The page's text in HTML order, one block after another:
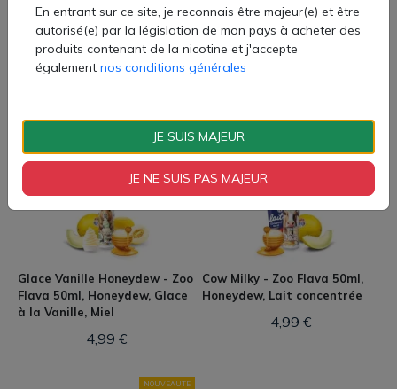
Biggy Mango - Zoo Flava
50ml, Mangue avec touche de
4,99 €
Birdy Mango Litchi - Zoo
BON PLAN
Glace Vanille Honeydew - Zoo
Flava 50ml, Honeydew, Glace
à la Vanille, Miel
4,99 €
NOUVEAUTE
Cow Milky - Zoo Flava 50ml,
Honeydew, Lait concentrée
4,99 €
NOUVEAUTE
En entrant sur ce site, je reconnais être majeur(e) et être
autorisé(e) par la législation de mon pays à acheter des
produits contenant de la nicotine et j'accepte
également nos conditions générales
JE SUIS MAJEUR
JE NE SUIS PAS MAJEUR